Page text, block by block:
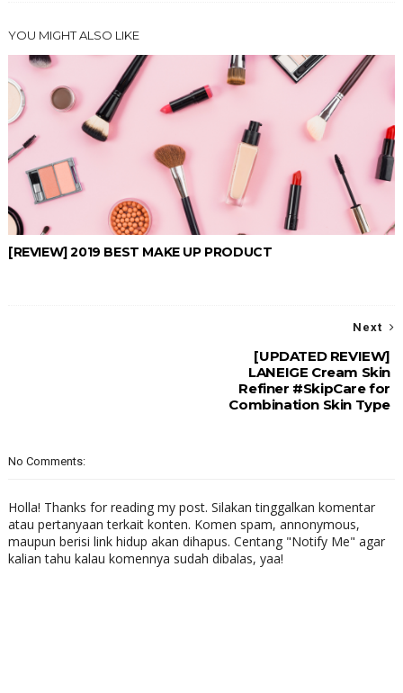
YOU MIGHT ALSO LIKE
[REVIEW] 2019 BEST MAKE UP PRODUCT
Next
[UPDATED REVIEW]
LANEIGE Cream Skin
Refiner #SkipCare for
Combination Skin Type
No Comments:
Holla! Thanks for reading my post. Silakan tinggalkan komentar
atau pertanyaan terkait konten. Komen spam, annonymous,
maupun berisi link hidup akan dihapus. Centang "Notify Me" agar
kalian tahu kalau komennya sudah dibalas, yaa!